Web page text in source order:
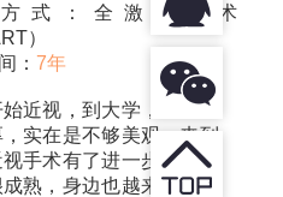
式：全激光手术
）
：7年
近视，到大学，近视度
实在是不够美观，来到
手术有了进一步了解，
熟，身边也越来越多人